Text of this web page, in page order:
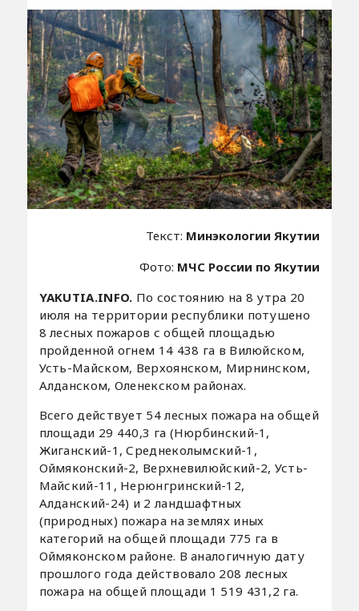
Текст: Минэкологии Якутии
Фото: МЧС России по Якутии
YAKUTIA.INFO. По состоянию на 8 утра 20
июля на территории республики потушено
8 лесных пожаров с общей площадью
пройденной огнем 14 438 га в Вилюйском,
Усть-Майском, Верхоянском, Мирнинском,
Алданском, Оленекском районах.
Всего действует 54 лесных пожара на общей
площади 29 440,3 га (Нюрбинский-1,
Жиганский-1, Среднеколымский-1,
Оймяконский-2, Верхневилюйский-2, Усть-
Майский-11, Нерюнгринский-12,
Алданский-24) и 2 ландшафтных
(природных) пожара на землях иных
категорий на общей площади 775 га в
Оймяконском районе. В аналогичную дату
прошлого года действовало 208 лесных
пожара на общей площади 1 519 431,2 га.